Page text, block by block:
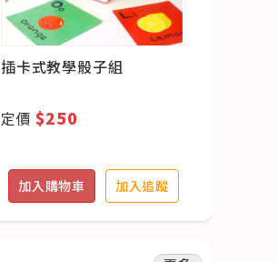
插卡式教學骰子組
定價$250
加入購物車 加入追蹤